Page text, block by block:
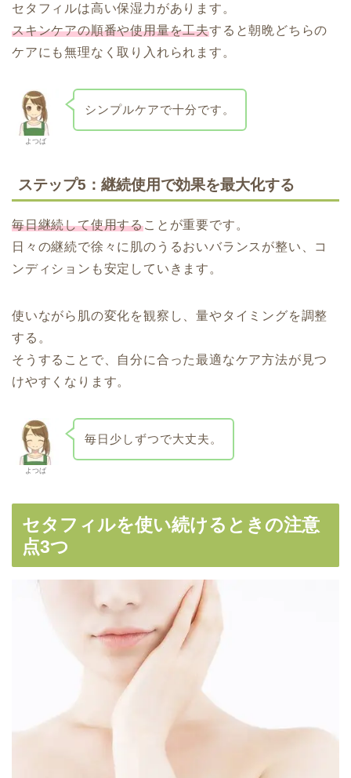
セタフィルは高い保湿力があります。
スキンケアの順番や使用量を工夫すると朝晩どちらの
ケアにも無理なく取り入れられます。
よつば
シンプルケアで十分です。
ステップ5：継続使用で効果を最大化する
毎日継続して使用することが重要です。
日々の継続で徐々に肌のうるおいバランスが整い、コ
ンディションも安定していきます。
使いながら肌の変化を観察し、量やタイミングを調整
する。
そうすることで、自分に合った最適なケア方法が見つ
けやすくなります。
よつば
毎日少しずつで大丈夫。
セタフィルを使い続けるときの注意
点3つ